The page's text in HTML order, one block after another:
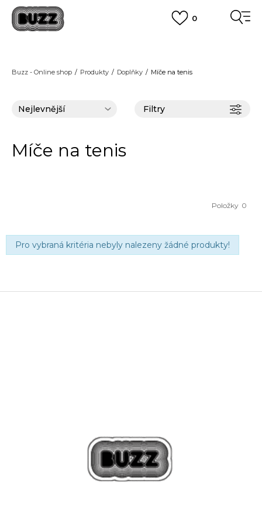
0
pro objednávky nad 2.500 Kč (neplatí pro Click&Collect)
Buzz - Online shop Produkty Doplňky Míče na tenis
Filtry
Míče na tenis
0
Položky
Pro vybraná kritéria nebyly nalezeny žádné produkty!